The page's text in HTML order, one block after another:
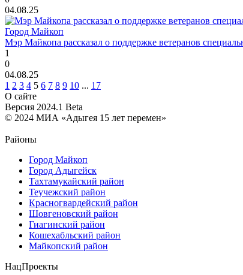
04.08.25
Город Майкоп
Мэр Майкопа рассказал о поддержке ветеранов
1
0
04.08.25
1 2 3 4 5 6 7 8 9 10 ... 17
О сайте
Версия 2024.1 Beta
© 2024 МИА «Адыгея 15 лет перемен»
Районы
Город Майкоп
Город Адыгейск
Тахтамукайский район
Теучежский район
Красногвардейский район
Шовгеновский район
Гиагинский район
Кошехабльский район
Майкопский район
НацПроекты